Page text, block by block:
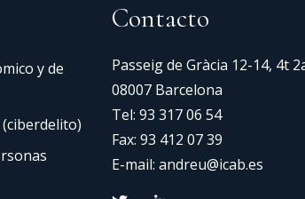
y de
Contacto
Passeig de Gràcia 12-14, 4t
08007 Barcelona
Tel: 93 317 06 54
Fax: 93 412 07 39
E-mail: andreu@icab.es